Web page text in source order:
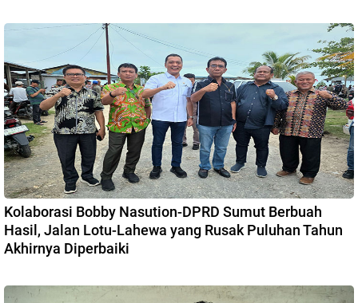
Kolaborasi Bobby Nasution-DPRD Sumut Berbuah
Hasil, Jalan Lotu-Lahewa yang Rusak Puluhan Tahun
Akhirnya Diperbaiki